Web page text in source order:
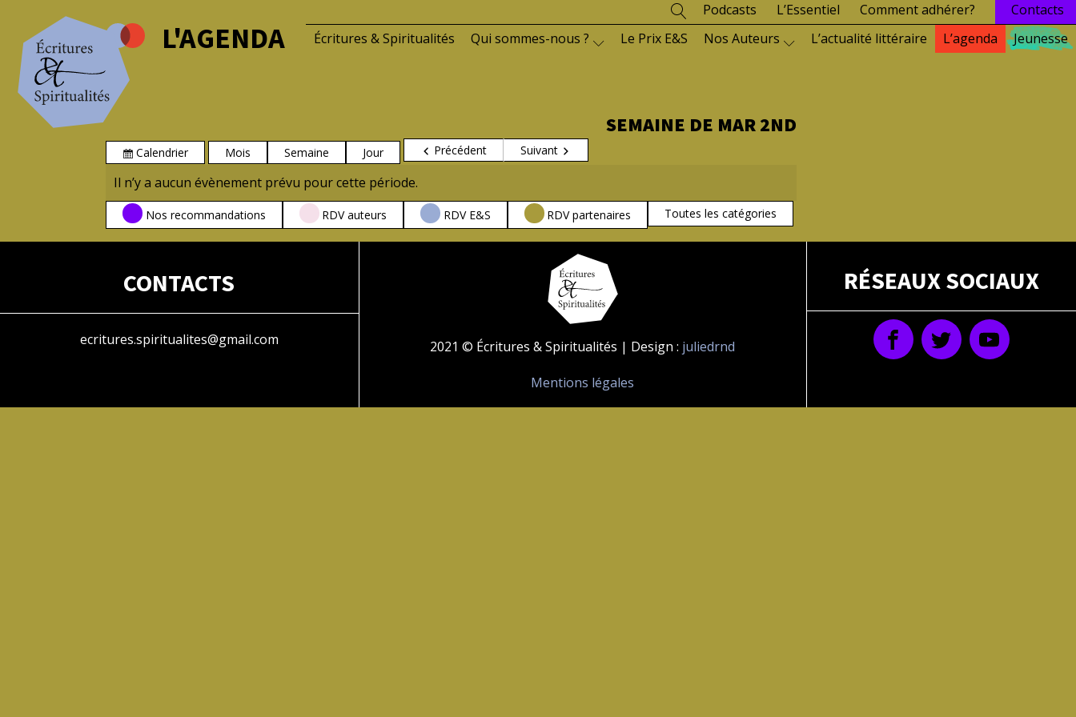
Podcasts L’Essentiel Comment adhérer?
Contacts
Écritures & Spiritualités
Qui sommes-nous ? Le Prix E&S Nos Auteurs L’actualité littéraire L’agenda Jeunesse
L'AGENDA
SEMAINE DE MAR 2ND
Vue
Calendrier Mois Semaine Jour Précédent Suivant
Il n’y a aucun évènement prévu pour cette période.
CATÉGORIESNos recommandations RDV auteurs RDV E&S RDV partenaires Toutes les catégories
CONTACTS
ecritures.spiritualites@gmail.com 2021 © Écritures & Spiritualités | Design : juliedrnd
Mentions légales
RÉSEAUX SOCIAUX